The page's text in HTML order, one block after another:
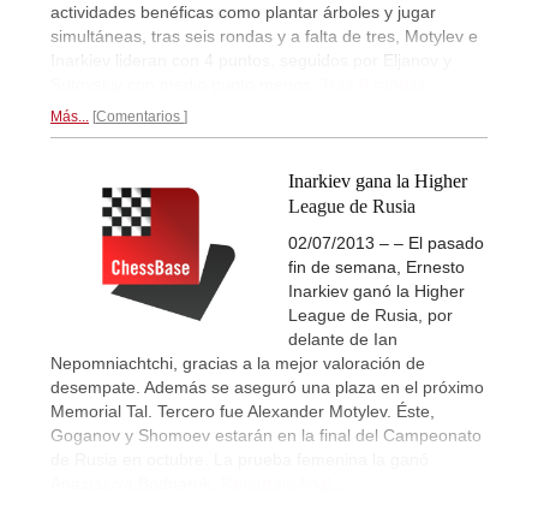
actividades benéficas como plantar árboles y jugar
simultáneas, tras seis rondas y a falta de tres, Motylev e
Inarkiev lideran con 4 puntos, seguidos por Eljanov y
Más... Comentarios
Inarkiev gana la Higher
League de Rusia
02/07/2013 – – El pasado
fin de semana, Ernesto
Inarkiev ganó la Higher
League de Rusia, por
delante de Ian
Nepomniachtchi, gracias a la mejor valoración de
desempate. Además se aseguró una plaza en el próximo
Memorial Tal. Tercero fue Alexander Motylev. Éste,
Goganov y Shomoev estarán en la final del Campeonato